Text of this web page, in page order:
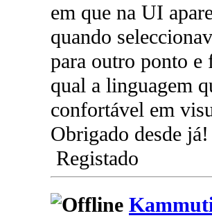
em que na UI
quando
para outro ponto e
qual a linguagem
confortável em
Obrigado desde já!
Registado